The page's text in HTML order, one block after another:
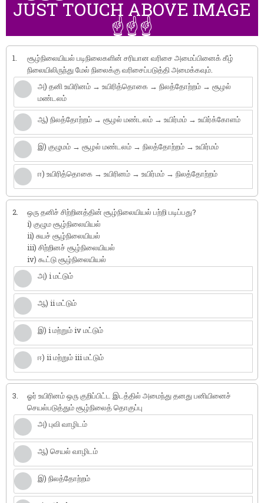
JUST TOUCH ABOVE IMAGE
☝️☝️☝️
1.
சூழ்நிலையியல் படிநிலைகளின் சரியான வரிசை அமைப்பினைக் கீழ்
நிலையிலிருந்து மேல் நிலைக்கு வரிசைப்படுத்தி அமைக்கவும்.
அ) தனி உயிரினம் → உயிரித்தொகை → நிலத்தோற்றம் → சூழல்
மண்டலம்
ஆ) நிலத்தோற்றம் → சூழல் மண்டலம் → உயிர்மம் → உயிர்க்கோளம்
இ) குழுமம் → சூழல் மண்டலம் → நிலத்தோற்றம் → உயிர்மம்
ஈ) உயிரித்தொகை → உயிரினம் → உயிர்மம் → நிலத்தோற்றம்
2.
ஒரு தனிச் சிற்றினத்தின் சூழ்நிலையியல் பற்றி படிப்பது?
i) குழும சூழ்நிலையியல்
ii) சுயச் சூழ்நிலையியல்
iii) சிற்றினச் சூழ்நிலையியல்
iv) கூட்டு சூழ்நிலையியல்
அ) i மட்டும்
ஆ) ii மட்டும்
இ) i மற்றும் iv மட்டும்
ஈ) ii மற்றும் iii மட்டும்
3.
ஓர் உயிரினம் ஒரு குறிப்பிட்ட இடத்தில் அமைந்து தனது பனியினைச்
செயல்படுத்தும் சூழ்நிலைத் தொகுப்பு
அ) புவி வாழிடம்
ஆ) செயல் வாழிடம்
இ) நிலத்தோற்றம்